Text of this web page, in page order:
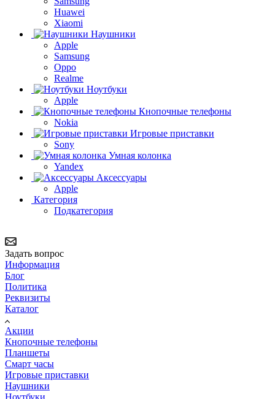
Huawei
Xiaomi
Наушники
Apple
Samsung
Oppo
Realme
Ноутбуки
Apple
Кнопочные телефоны
Nokia
Игровые приставки
Sony
Умная колонка
Yandex
Аксессуары
Apple
Категория
Подкатегория
Задать вопрос
Информация
Блог
Политика
Реквизиты
Каталог
Акции
Кнопочные телефоны
Планшеты
Смарт часы
Игровые приставки
Наушники